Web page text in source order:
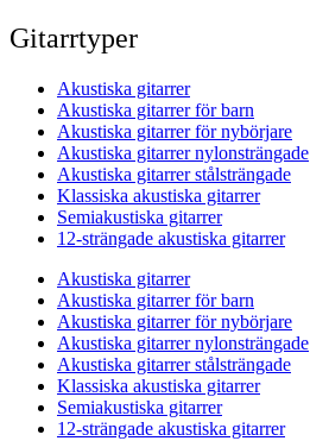
Gitarrtyper
Akustiska gitarrer
Akustiska gitarrer för barn
Akustiska gitarrer för nybörjare
Akustiska gitarrer nylonsträngade
Akustiska gitarrer stålsträngade
Klassiska akustiska gitarrer
Semiakustiska gitarrer
12-strängade akustiska gitarrer
Akustiska gitarrer
Akustiska gitarrer för barn
Akustiska gitarrer för nybörjare
Akustiska gitarrer nylonsträngade
Akustiska gitarrer stålsträngade
Klassiska akustiska gitarrer
Semiakustiska gitarrer
12-strängade akustiska gitarrer